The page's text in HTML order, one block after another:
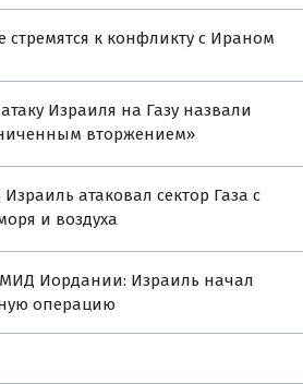
стремятся к конфликту с Ираном
Израиля на Газу назвали
вторжением»
атаковал сектор Газа с
и воздуха
Иордании: Израиль начал
операцию